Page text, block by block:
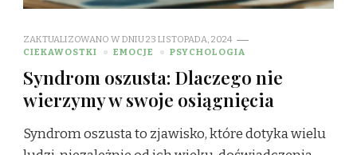
ZAKTUALIZOWANO W DNIU23 LISTOPADA, 2024
CIEKAWOSTKI
EMOCJE PSYCHOLOGIA
Syndrom oszusta: Dlaczego nie
wierzymy w swoje osiągnięcia
Syndrom oszusta to zjawisko, które dotyka wielu